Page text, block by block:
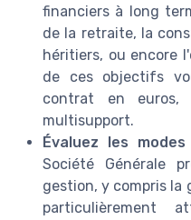
financiers à long
de la retraite, la
héritiers, ou encore
de ces objectifs
contrat en
multisupport.
Évaluez les
Société Générale
gestion, y compris la
particulièrement